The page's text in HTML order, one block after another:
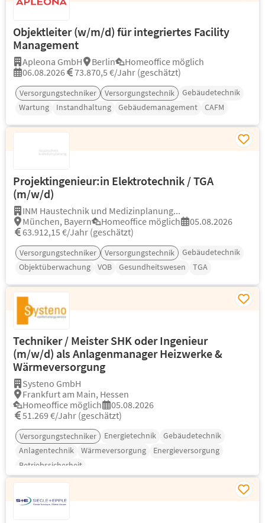
Objektleiter (w/m/d) für integriertes Facility
Management
Apleona GmbH Berlin
Homeoffice möglich
06.08.2026
73.870,5 €/Jahr (geschätzt)
Versorgungstechniker Versorgungstechnik
Gebäudetechnik
Wartung
Instandhaltung Gebäudemanagement CAFM
Projektingenieur:in Elektrotechnik / TGA
(m/w/d)
INM Haustechnik und Medizinplanung...
München, Bayern
Homeoffice möglich
05.08.2026
63.912,15 €/Jahr (geschätzt)
Versorgungstechniker Versorgungstechnik
Gebäudetechnik
Objektüberwachung
VOB Gesundheitswesen TGA
Techniker / Meister SHK oder Ingenieur
(m/w/d) als Anlagenmanager Heizwerke &
Wärmeversorgung
Systeno GmbH
Frankfurt am Main, Hessen
Homeoffice möglich
05.08.2026
51.269 €/Jahr (geschätzt)
Versorgungstechniker Energietechnik
Gebäudetechnik
Anlagentechnik
Wärmeversorgung
Energieversorgung
Betriebssicherheit